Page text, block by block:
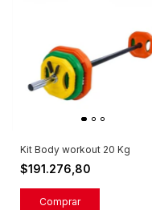
Kit Body workout 20 Kg
$191.276,80